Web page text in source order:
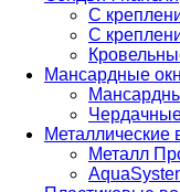
С
С
Мансардные
Металлические
Металл